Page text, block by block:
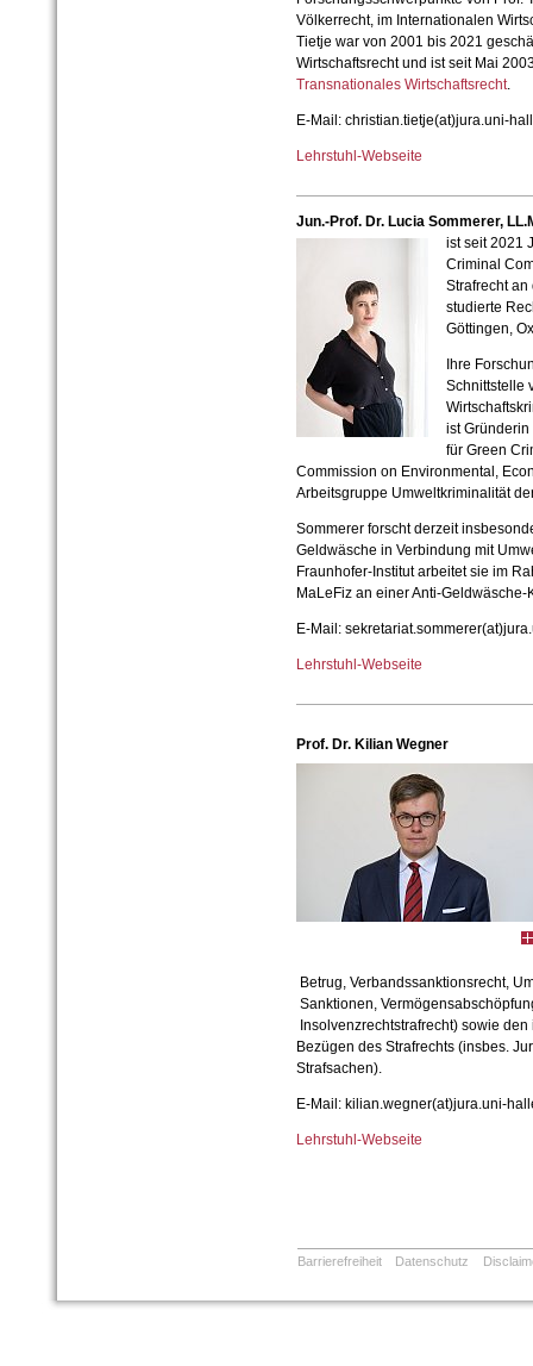
Völkerrecht, im Internationalen
Tietje war von 2001 bis 2021
Wirtschaftsrecht und ist seit Mai
Transnationales Wirtschaftsrecht.
E-Mail: christian.tietje(at)jura.uni-
Lehrstuhl-Webseite
Jun.-Prof. Dr. Lucia Sommerer,
ist seit 2021
Criminal
Strafrecht
studierte
Göttingen,
Ihre
Schnittstelle
ist
für Green
Commission on Environmental,
Arbeitsgruppe Umweltkriminalität
Sommerer forscht derzeit
Geldwäsche in Verbindung mit
Fraunhofer-Institut arbeitet sie im
MaLeFiz an einer Anti-Geldwäsche-
E-Mail:
Lehrstuhl-Webseite
Prof. Dr. Kilian Wegner
Betrug, Verbandssanktionsrecht,
Sanktionen,
Insolvenzrechtstrafrecht) sowie
Bezügen des Strafrechts (insbes.
Strafsachen).
E-Mail: kilian.wegner(at)jura.uni-
Lehrstuhl-Webseite
Barrierefreiheit Datenschutz